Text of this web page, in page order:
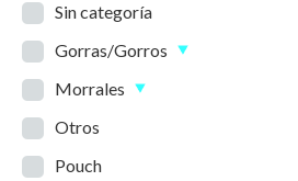
Sin categoría
Gorras/Gorros
Morrales
Otros
Pouch